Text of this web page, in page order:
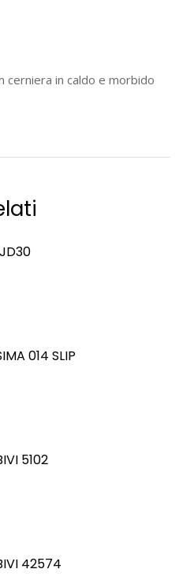
cerniera in caldo e morbido
014 SLIP
5102
42574